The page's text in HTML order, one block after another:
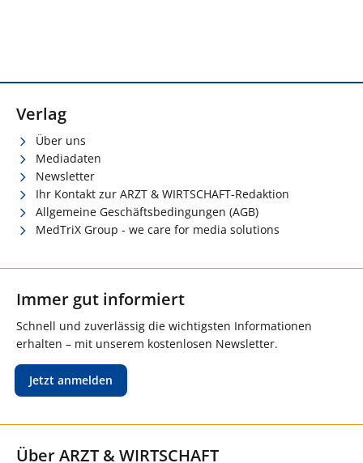
Verlag
Über uns
Mediadaten
Newsletter
Ihr Kontakt zur ARZT & WIRTSCHAFT-Redaktion
Allgemeine Geschäftsbedingungen (AGB)
MedTriX Group - we care for media solutions
Immer gut informiert
Schnell und zuverlässig die wichtigsten Informationen
erhalten – mit unserem kostenlosen Newsletter.
Jetzt anmelden
Über ARZT & WIRTSCHAFT